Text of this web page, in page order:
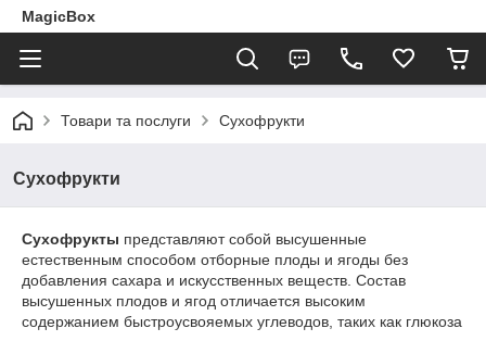
MagicBox
Товари та послуги Сухофрукти
Сухофрукти
Сухофрукты представляют собой высушенные
естественным способом отборные плоды и ягоды без
добавления сахара и искусственных веществ. Состав
высушенных плодов и ягод отличается высоким
содержанием быстроусвояемых углеводов, таких как глюкоза